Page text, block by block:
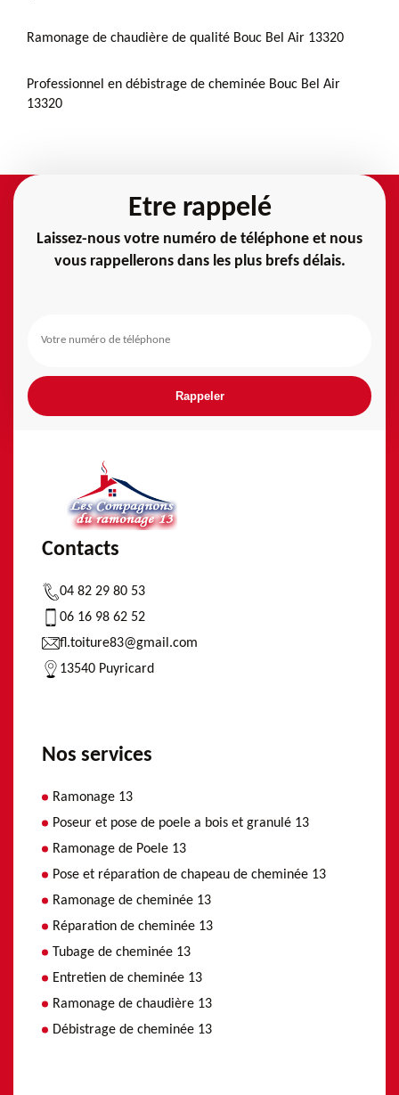
Ramonage de chaudière de qualité Bouc Bel Air 13320
Professionnel en débistrage de cheminée Bouc Bel Air
13320
Etre rappelé
Laissez-nous votre numéro de téléphone et nous
vous rappellerons dans les plus brefs délais.
Contacts
04 82 29 80 53
06 16 98 62 52
fl.toiture83@gmail.com
13540 Puyricard
Nos services
Ramonage 13
Poseur et pose de poele a bois et granulé 13
Ramonage de Poele 13
Pose et réparation de chapeau de cheminée 13
Ramonage de cheminée 13
Réparation de cheminée 13
Tubage de cheminée 13
Entretien de cheminée 13
Ramonage de chaudière 13
Débistrage de cheminée 13